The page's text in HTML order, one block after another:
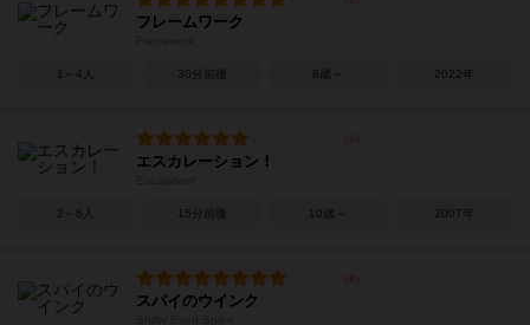
フレームワーク
1～4人 30分前後 8歳～ 2022年
エスカレーション！
2～6人 15分前後 10歳～ 2007年
スパイのウインク